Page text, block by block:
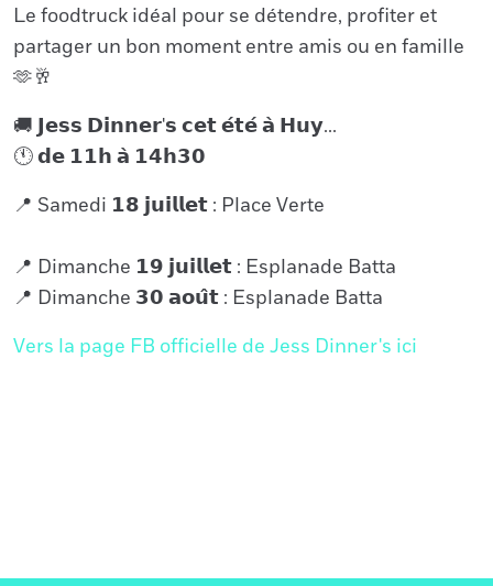
Le foodtruck idéal pour se détendre, profiter et
partager un bon moment entre amis ou en famille
🫶🥂
🚚 𝗝𝗲𝘀𝘀 𝗗𝗶𝗻𝗻𝗲𝗿'𝘀 𝗰𝗲𝘁 𝗲́𝘁𝗲́ 𝗮̀ 𝗛𝘂𝘆...
🕚 𝗱𝗲 𝟭𝟭𝗵 𝗮̀ 𝟭𝟰𝗵𝟯𝟬
📍 Samedi 𝟭𝟴 𝗷𝘂𝗶𝗹𝗹𝗲𝘁 : Place Verte
📍 Dimanche 𝟭𝟵 𝗷𝘂𝗶𝗹𝗹𝗲𝘁 : Esplanade Batta
📍 Dimanche 𝟯𝟬 𝗮𝗼𝘂̂𝘁 : Esplanade Batta
Vers la page FB officielle de Jess Dinner's ici